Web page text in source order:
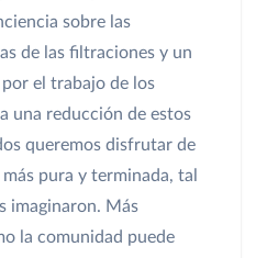
sobre las
de las filtraciones y un
el trabajo de los
una reducción de estos
queremos disfrutar de
pura y terminada, tal
imaginaron. Más
la comunidad puede